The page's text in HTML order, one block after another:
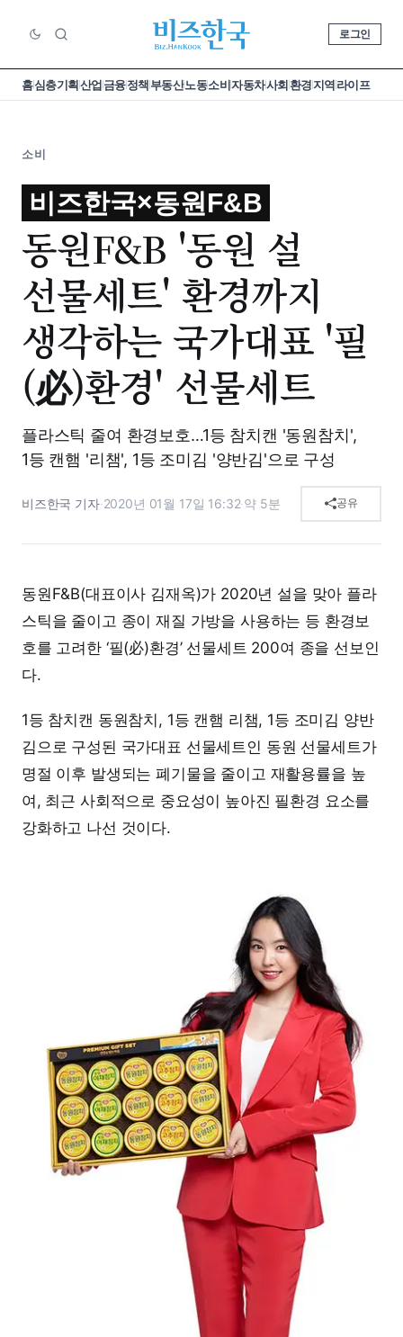
로그인
홈심층기획산업금융정책부동산노동소비자동차사회환경지역라이프
소비
비즈한국×동원F&B
동원F&B '동원 설
선물세트' 환경까지
생각하는 국가대표 '필
(必)환경' 선물세트
플라스틱 줄여 환경보호…1등 참치캔 '동원참치',
1등 캔햄 '리챔', 1등 조미김 '양반김'으로 구성
비즈한국 기자·2020년 01월 17일 16:32·약 5분 공유
동원F&B(대표이사 김재옥)가 2020년 설을 맞아 플라
스틱을 줄이고 종이 재질 가방을 사용하는 등 환경보
호를 고려한 ‘필(必)환경’ 선물세트 200여 종을 선보인
다.
1등 참치캔 동원참치, 1등 캔햄 리챔, 1등 조미김 양반
김으로 구성된 국가대표 선물세트인 동원 선물세트가
명절 이후 발생되는 폐기물을 줄이고 재활용률을 높
여, 최근 사회적으로 중요성이 높아진 필환경 요소를
강화하고 나선 것이다.